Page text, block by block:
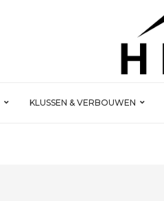
KLUSSEN & VERBOUWEN